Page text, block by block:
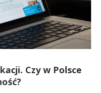
Czy w Polsce